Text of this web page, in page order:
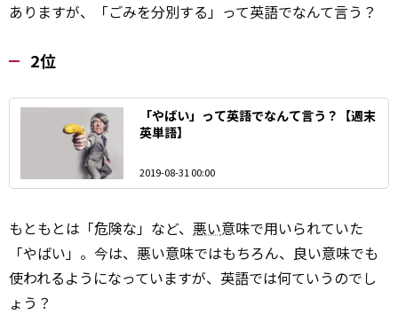
ありますが、「ごみを分別する」って英語でなんて言う？
2位
「やばい」って英語でなんて言う？【週末
英単語】
2019-08-31 00:00
もともとは「危険な」など、 悪い意味で用いられていた
「やばい」。今は、悪い意味ではもちろん、良い意味でも
使われるようになっていますが、英語では何ていうのでし
ょう？